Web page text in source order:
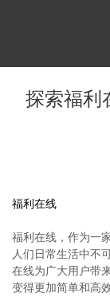
探索福利
福利在线
福利在线，作为一
人们日常生活中不
在线为广大用户带
变得更加简单和高